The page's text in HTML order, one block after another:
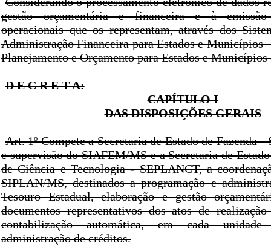
gestão orçamentária e financeira e à emissão
operacionais que os representam, através dos
Administração Financeira para Estados e Municípios
Planejamento e Orçamento para Estados e
D E C R E T A:
CAPÍTULO I
DAS DISPOSIÇÕES GERAIS
Art. 1º Compete a Secretaria de Estado de Fazenda -
e supervisão do SIAFEM/MS e a Secretaria de
de Ciência e Tecnologia - SEPLANCT, a
SIPLAN/MS, destinados a programação e
Tesouro Estadual, elaboração e gestão
documentos representativos dos atos de
contabilização automática, em cada unidade
administração de créditos.